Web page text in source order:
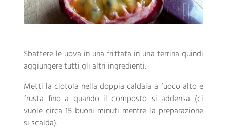
Sbattere le uova in una frittata in una terrina quindi
aggiungere tutti gli altri ingredienti.
Metti la ciotola nella doppia caldaia a fuoco alto e
frusta fino a quando il composto si addensa (ci
vuole circa 15 buoni minuti mentre la preparazione
si scalda).